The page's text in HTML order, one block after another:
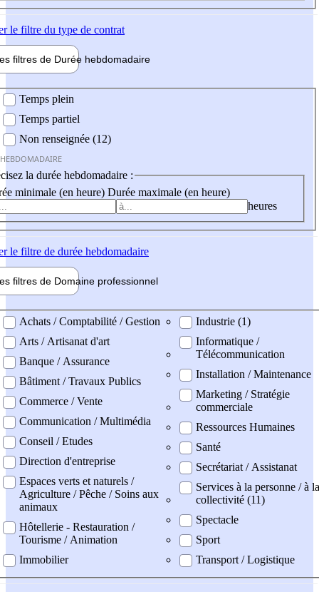
le filtre du type de contrat
filtres de Durée hebdomadaire
Temps plein
Temps partiel
Non renseignée (12)
la durée hebdomadaire :
minimale (en heure) Durée maximale (en heure)
heures
le filtre de durée hebdomadaire
filtres de Domaine professionnel
professionel
Achats / Comptabilité / Gestion
Arts / Artisanat d'art
Banque / Assurance
Bâtiment / Travaux Publics
Commerce / Vente
Communication / Multimédia
Conseil / Etudes
Direction d'entreprise
Espaces verts et naturels /
Agriculture / Pêche / Soins aux
animaux
Hôtellerie - Restauration /
Tourisme / Animation
Immobilier
Industrie (1)
Informatique /
Télécommunication
Installation / Maintenance
Marketing / Stratégie
commerciale
Ressources Humaines
Santé
Secrétariat / Assistanat
Services à la personne / à la
collectivité (11)
Spectacle
Sport
Transport / Logistique